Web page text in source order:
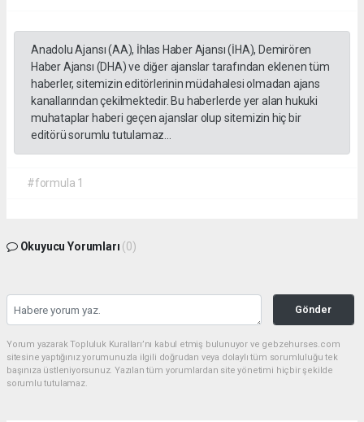
Anadolu Ajansı (AA), İhlas Haber Ajansı (İHA), Demirören
Haber Ajansı (DHA) ve diğer ajanslar tarafından eklenen tüm
haberler, sitemizin editörlerinin müdahalesi olmadan ajans
kanallarından çekilmektedir. Bu haberlerde yer alan hukuki
muhataplar haberi geçen ajanslar olup sitemizin hiç bir
editörü sorumlu tutulamaz...
#formula 1
Okuyucu Yorumları (0)
Gönder
Yorum yazarak Topluluk Kuralları’nı kabul etmiş bulunuyor ve gebzehurses.com
sitesine yaptığınız yorumunuzla ilgili doğrudan veya dolaylı tüm sorumluluğu tek
başınıza üstleniyorsunuz. Yazılan tüm yorumlardan site yönetimi hiçbir şekilde
sorumlu tutulamaz.